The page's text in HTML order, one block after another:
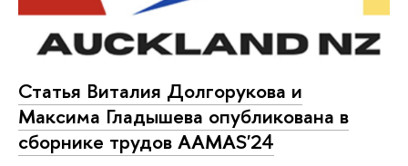
Статья Виталия Долгорукова и
Максима Гладышева опубликована в
сборнике трудов AAMAS'24